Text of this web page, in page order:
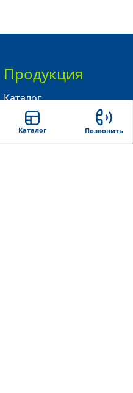
Продукция
Каталог
Лабораторное
Каталог Позвонить